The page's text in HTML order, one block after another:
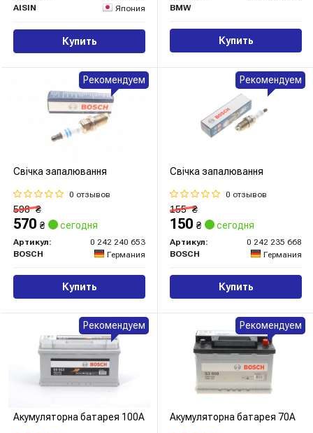
AISIN
Япония
Купить
BMW
Купить
Свічка запалювання
0 отзывов
598₴
570 ₴ сегодня
Артикул:
0 242 240 653
BOSCH
Германия
Купить
Рекомендуем
Свічка запалювання
0 отзывов
155₴
150 ₴ сегодня
Артикул:
0 242 235 668
BOSCH
Германия
Купить
Рекомендуем
Акумуляторна батарея 100А
Рекомендуем
Акумуляторна батарея 70А
Рекомендуем